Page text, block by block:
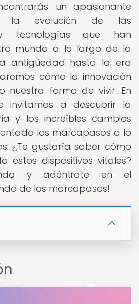
un apasionante
la evolución de las
y tecnologías que han
mundo a lo largo de la
antigüedad hasta la era
cómo la innovación
nuestra forma de vivir. En
invitamos a descubrir la
y los increíbles cambios
los marcapasos a lo
¿Te gustaría saber cómo
estos dispositivos vitales?
y adéntrate en el
de los marcapasos!